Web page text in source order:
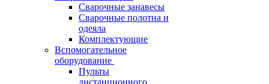
Сварочные занавесы
Сварочные полотна и
одеяла
Комплектующие
Вспомогательное
оборудование
Пульты
дистанционного